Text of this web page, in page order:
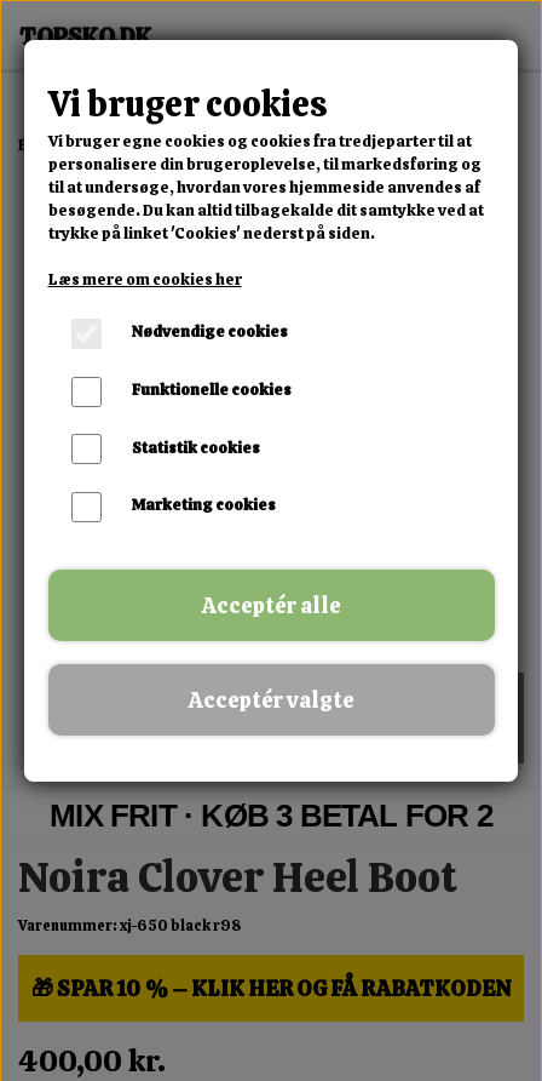
Forside Dame Alle Damesko Noira Clover Heel Boot
MIX FRIT · KØB 3 BETAL FOR 2
Noira Clover Heel Boot
Varenummer: xj-650 black r98
🎁 SPAR 10 % – KLIK HER OG FÅ RABATKODEN
400,00 kr.
Vi bruger cookies
Vi bruger egne cookies og cookies fra tredjeparter til at
personalisere din brugeroplevelse, til markedsføring og
til at undersøge, hvordan vores hjemmeside anvendes af
besøgende. Du kan altid tilbagekalde dit samtykke ved at
trykke på linket 'Cookies' nederst på siden.
Læs mere om cookies her
Nødvendige cookies
Funktionelle cookies
Statistik cookies
Marketing cookies
Acceptér alle
Acceptér valgte